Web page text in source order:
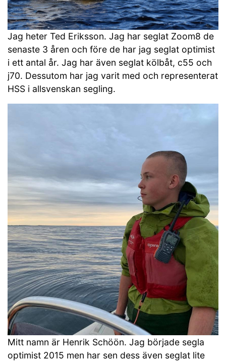
Jag heter Ted Eriksson. Jag har seglat Zoom8 de
senaste 3 åren och före de har jag seglat optimist
i ett antal år. Jag har även seglat kölbåt, c55 och
j70. Dessutom har jag varit med och representerat
HSS i allsvenskan segling.
Mitt namn är Henrik Schöön. Jag började segla
optimist 2015 men har sen dess även seglat lite